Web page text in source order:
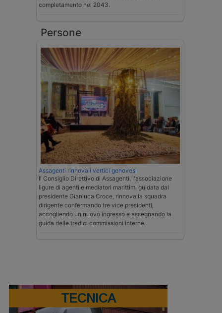
completamento nel 2043.
Persone
Assagenti rinnova i vertici genovesi
Il Consiglio Direttivo di Assagenti, l'associazione
ligure di agenti e mediatori marittimi guidata dal
presidente Gianluca Croce, rinnova la squadra
dirigente confermando tre vice presidenti,
accogliendo un nuovo ingresso e assegnando la
guida delle tredici commissioni interne.
TECNICA